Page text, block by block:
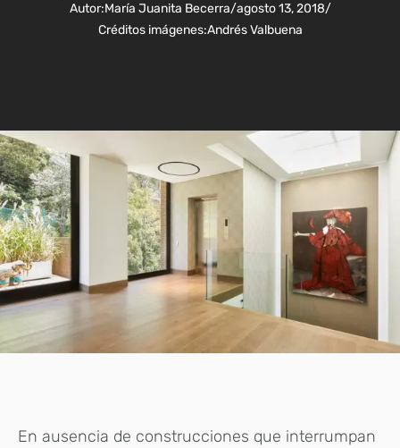
Autor:María Juanita Becerra/agosto 13, 2018/
Créditos imágenes:Andrés Valbuena
En ausencia de construcciones que interrumpan